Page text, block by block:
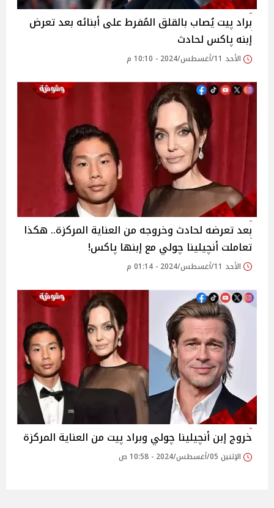
براد پيت يُصاب بالقلق المُفرط على أبنائه بعد تعرض
إبنه پاكس لحادث
الأحد 11/أغسطس/2024 - 10:10 م
بعد تعرضه لحادث وخروجه من العناية المركزة.. هكذا
تعاملت أنچيلينا چولي مع إبنها پاكس!
الأحد 11/أغسطس/2024 - 01:14 م
خروج إبن أنچيلينا چولي وبراد پيت من العناية المركزة
الإثنين 05/أغسطس/2024 - 10:58 ص